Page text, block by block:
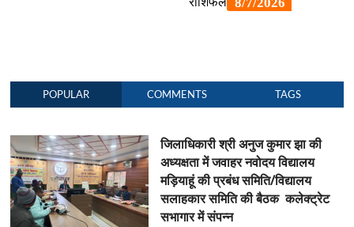
POPULAR COMMENTS TAGS
जिलाधिकारी श्री अनुज कुमार झा की
अध्यक्षता में जवाहर नवोदय विद्यालय
मड़ियाहूं की प्रबंध समिति/विद्यालय
सलाहकार समिति की बैठक कलेक्ट्रेट
सभागार में संपन्न